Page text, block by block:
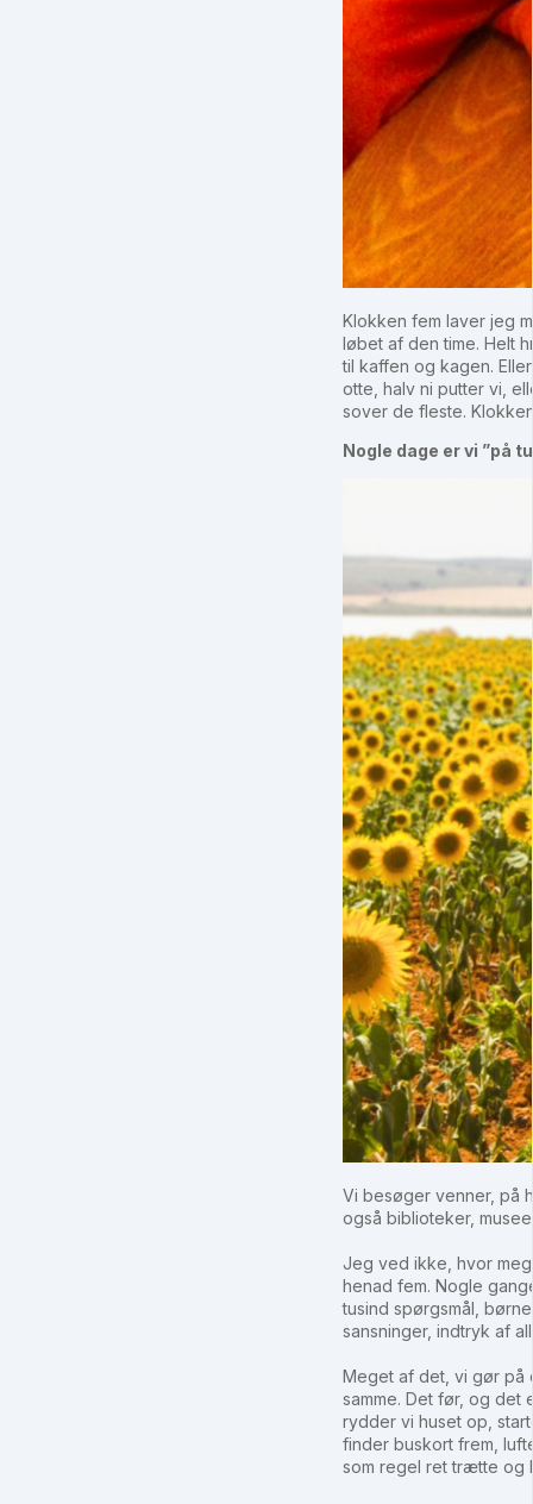
Klokken fem laver jeg
løbet af den time. Helt
til kaffen og kagen.
otte, halv ni putter vi,
sover de fleste.
Nogle dage er vi ”på
Vi besøger venner, på
også biblioteker,
Jeg ved ikke, hvor
henad fem. Nogle
tusind spørgsmål,
sansninger, indtryk af
Meget af det, vi gør på
samme. Det før, og
rydder vi huset op,
finder buskort frem,
som regel ret trætte og